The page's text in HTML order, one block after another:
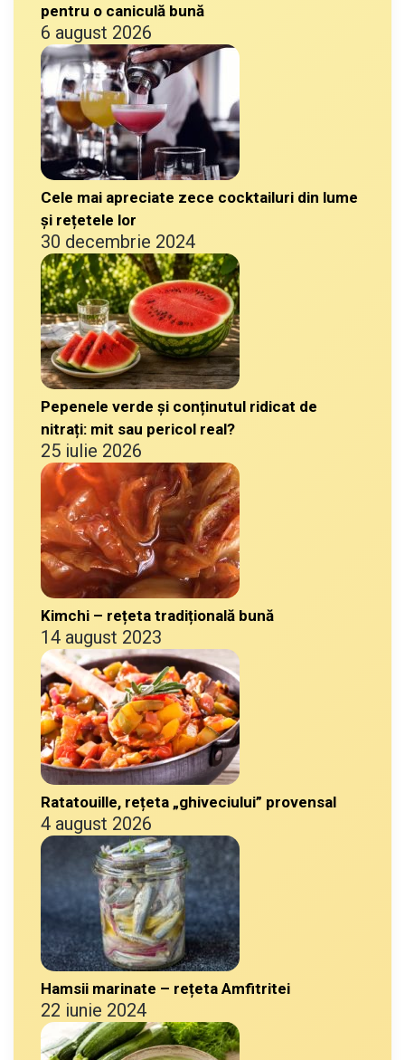
pentru o caniculă bună
6 august 2026
Cele mai apreciate zece cocktailuri din lume
și rețetele lor
30 decembrie 2024
Pepenele verde și conținutul ridicat de
nitrați: mit sau pericol real?
25 iulie 2026
Kimchi – rețeta tradițională bună
14 august 2023
Ratatouille, rețeta „ghiveciului” provensal
4 august 2026
Hamsii marinate – rețeta Amfitritei
22 iunie 2024